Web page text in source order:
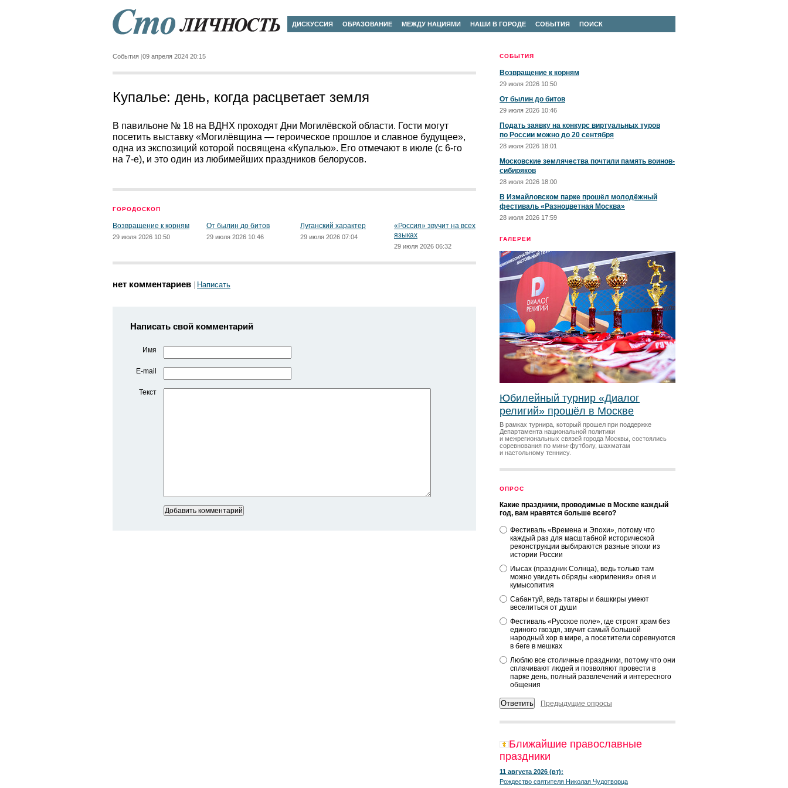
ДИСКУССИЯ ОБРАЗОВАНИЕ МЕЖДУ НАЦИЯМИ НАШИ В ГОРОДЕ СОБЫТИЯ ПОИСК
СОБЫТИЯ
Возвращение к корням
29 июля 2026 10:50
От былин до битов
29 июля 2026 10:46
Подать заявку на конкурс виртуальных туров
по России можно до 20 сентября
28 июля 2026 18:01
Московские землячества почтили память воинов-
сибиряков
28 июля 2026 18:00
В Измайловском парке прошёл молодёжный
фестиваль «Разноцветная Москва»
28 июля 2026 17:59
ГАЛЕРЕИ
Юбилейный турнир «Диалог
религий» прошёл в Москве
В рамках турнира, который прошел при поддержке
Департамента национальной политики
и межрегиональных связей города Москвы, состоялись
соревнования по мини-футболу, шахматам
и настольному теннису.
ОПРОС
Какие праздники, проводимые в Москве каждый
год, вам нравятся больше всего?
Фестиваль «Времена и Эпохи», потому что
каждый раз для масштабной исторической
реконструкции выбираются разные эпохи из
истории России
Иысах (праздник Солнца), ведь только там
можно увидеть обряды «кормления» огня и
кумысопития
Сабантуй, ведь татары и башкиры умеют
веселиться от души
Фестиваль «Русское поле», где строят храм без
единого гвоздя, звучит самый большой
народный хор в мире, а посетители соревнуются
в беге в мешках
Люблю все столичные праздники, потому что они
сплачивают людей и позволяют провести в
парке день, полный развлечений и интересного
общения
Предыдущие опросы
Ближайшие православные
праздники
11 августа 2026 (вт):
Рождество святителя Николая Чудотворца
События 09 апреля 2024 20:15
Купалье: день, когда расцветает земля
В павильоне № 18 на ВДНХ проходят Дни Могилёвской области. Гости могут
посетить выставку «Могилёвщина — героическое прошлое и славное будущее»,
одна из экспозиций которой посвящена «Купалью». Его отмечают в июле (с 6-го
на 7-е), и это один из любимейших праздников белорусов.
ГОРОДОСКОП
Возвращение к корням
29 июля 2026 10:50
От былин до битов
29 июля 2026 10:46
Луганский характер
29 июля 2026 07:04
«Россия» звучит на всех
языках
29 июля 2026 06:32
нет комментариев Написать
Написать свой комментарий
Имя
E-mail
Текст